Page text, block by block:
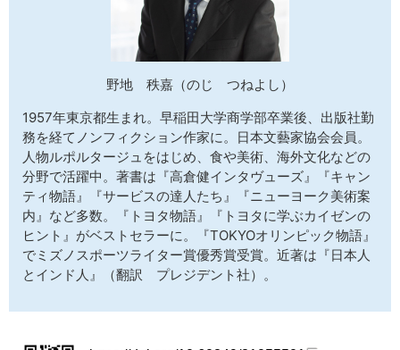
野地 秩嘉（のじ つねよし）
1957年東京都生まれ。早稲田大学商学部卒業後、出版社勤
務を経てノンフィクション作家に。日本文藝家協会会員。
人物ルポルタージュをはじめ、食や美術、海外文化などの
分野で活躍中。著書は『高倉健インタヴューズ』『キャン
ティ物語』『サービスの達人たち』『ニューヨーク美術案
内』など多数。『トヨタ物語』『トヨタに学ぶカイゼンの
ヒント』がベストセラーに。『TOKYOオリンピック物語』
でミズノスポーツライター賞優秀賞受賞。近著は『日本人
とインド人』（翻訳 プレジデント社）。